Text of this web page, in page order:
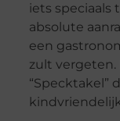
iets speciaals
absolute
een
zult vergeten.
“Specktakel”